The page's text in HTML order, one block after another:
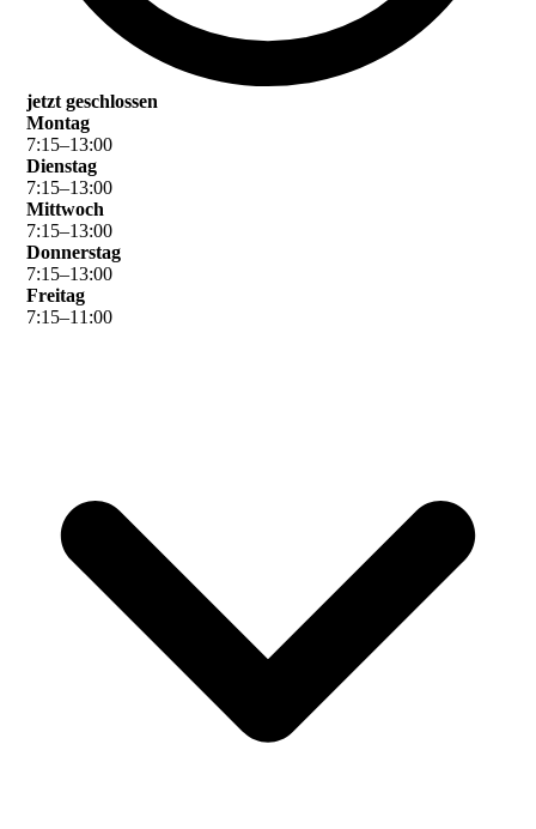
jetzt geschlossen
Montag
7:15–13:00
Dienstag
7:15–13:00
Mittwoch
7:15–13:00
Donnerstag
7:15–13:00
Freitag
7:15–11 :00